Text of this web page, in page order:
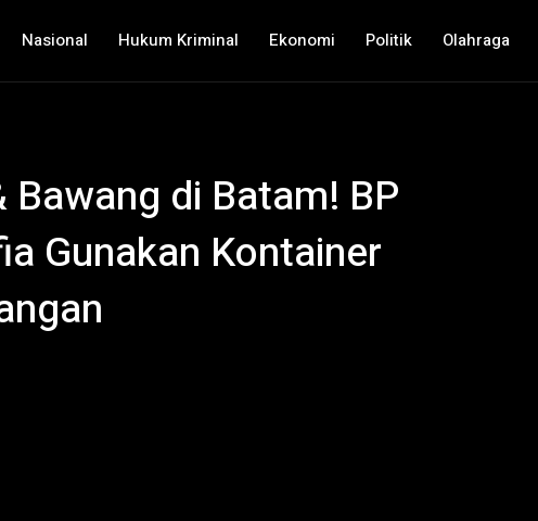
Nasional Hukum Kriminal Ekonomi Politik Olahraga
di Batam! BP
Gunakan Kontainer